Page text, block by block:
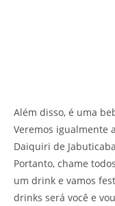
Além disso, é uma
Veremos igualmente
Daiquiri de
Portanto, chame
um drink e vamos
drinks será você e